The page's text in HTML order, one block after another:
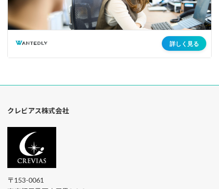
クレビアス株式会社
〒153-0061